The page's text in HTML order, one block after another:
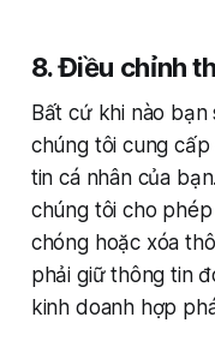
8. Điều chỉnh
Bất cứ khi nào
chúng tôi cung
tin cá nhân của
chúng tôi cho
chóng hoặc xóa
phải giữ thông tin
kinh doanh hợp